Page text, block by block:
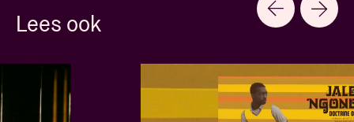
Lees ook